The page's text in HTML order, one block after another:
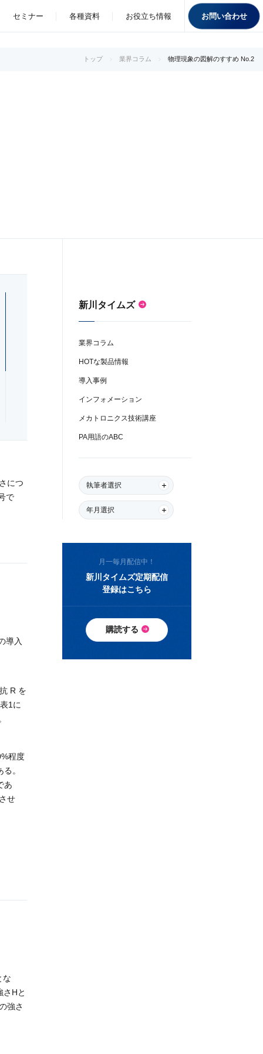
セミナー 各種資料 お役立ち情報 お問い合わせ
トップ 業界コラム 物理現象の図解のすすめ No.2
につ
で
導入
R を
1に
程度
。
あ
せ
な
Hと
強さ
新川タイムズ
業界コラム
HOTな製品情報
導入事例
インフォメーション
メカトロニクス技術講座
PA用語のABC
執筆者選択
年月選択
月一毎月配信中！
新川タイムズ定期配信
登録はこちら
購読する